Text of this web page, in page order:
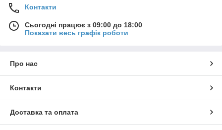
Контакти
Сьогодні працює з 09:00 до 18:00
Показати весь графік роботи
Про нас
Контакти
Доставка та оплата